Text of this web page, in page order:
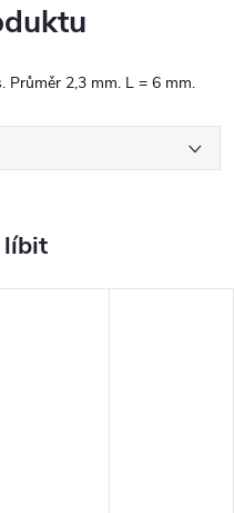
Průměr 2,3 mm. L = 6 mm.